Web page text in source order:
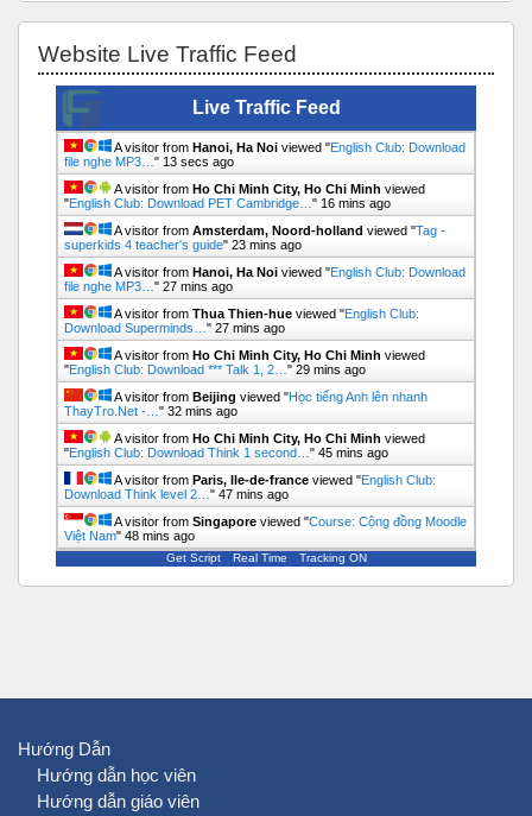
Website Live Traffic Feed
Live Traffic Feed
A visitor from Hanoi, Ha Noi viewed "English Club: Download
file nghe MP3… " 14 secs ago
A visitor from Ho Chi Minh City, Ho Chi Minh viewed
"English Club: Download PET Cambridge… " 16 mins ago
A visitor from Amsterdam, Noord-holland viewed "Tag -
superkids 4 teacher's guide" 23 mins ago
A visitor from Hanoi, Ha Noi viewed "English Club: Download
file nghe MP3… " 27 mins ago
A visitor from Thua Thien-hue viewed "English Club:
Download Superminds… " 27 mins ago
A visitor from Ho Chi Minh City, Ho Chi Minh viewed
"English Club: Download *** Talk 1, 2… " 29 mins ago
A visitor from Beijing viewed "Học tiếng Anh lên nhanh
ThayTro.Net -… " 33 mins ago
A visitor from Ho Chi Minh City, Ho Chi Minh viewed
"English Club: Download Think 1 second… " 45 mins ago
A visitor from Paris, Ile-de-france viewed "English Club:
Download Think level 2… " 47 mins ago
A visitor from Singapore viewed "Course: Cộng đồng Moodle
Việt Nam" 48 mins ago
Get Script Real Time Tracking ON
Hướng Dẫn
Hướng dẫn học viên
Hướng dẫn giáo viên